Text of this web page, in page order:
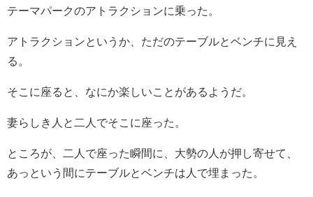
テーマパークのアトラクションに乗った。
アトラクションというか、ただのテーブルとベンチに見え
る。
そこに座ると、なにか楽しいことがあるようだ。
妻らしき人と二人でそこに座った。
ところが、二人で座った瞬間に、大勢の人が押し寄せて、
あっという間にテーブルとベンチは人で埋まった。